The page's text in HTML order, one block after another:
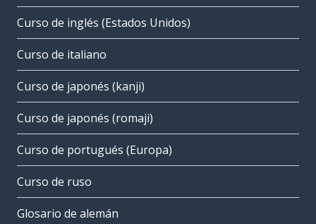
Curso de inglés (Estados Unidos)
Curso de italiano
Curso de japonés (kanji)
Curso de japonés (romaji)
Curso de portugués (Europa)
Curso de ruso
Glosario de alemán